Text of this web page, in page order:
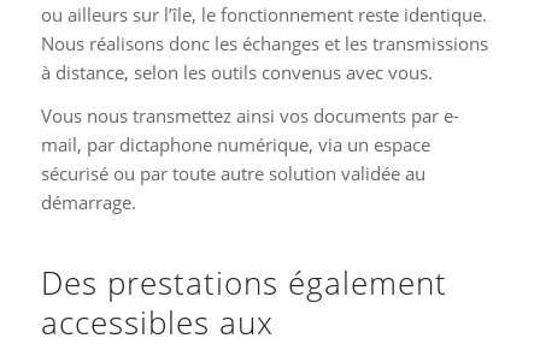
ou ailleurs sur l’île, le fonctionnement reste identique.
Nous réalisons donc les échanges et les transmissions
à distance, selon les outils convenus avec vous.
Vous nous transmettez ainsi vos documents par e-
mail, par dictaphone numérique, via un espace
sécurisé ou par toute autre solution validée au
démarrage.
Des prestations également
accessibles aux